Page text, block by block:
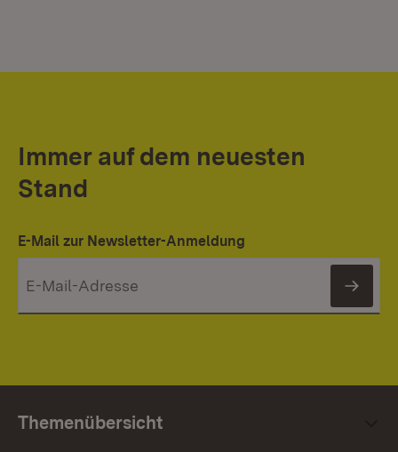
Immer auf dem neuesten
Stand
E-Mail zur Newsletter-Anmeldung
Themenübersicht